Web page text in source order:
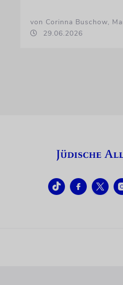
von Corinna Buschow,
29.06.2026